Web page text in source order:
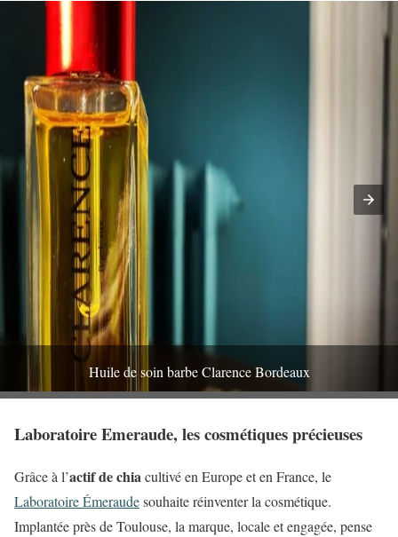
Huile de soin barbe Clarence Bordeaux
Laboratoire Emeraude, les cosmétiques précieuses
Grâce à l’actif de chiacultivé en Europe et en France, le
Laboratoire Émeraudesouhaite réinventer la cosmétique.
Implantée près de Toulouse, la marque, locale et engagée, pense